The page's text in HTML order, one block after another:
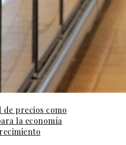
de precios como
la economía